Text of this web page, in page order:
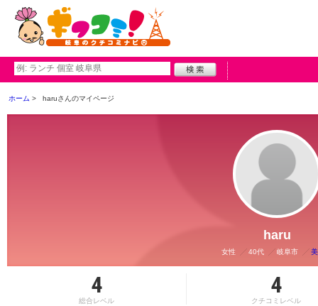
ホーム haruさんのマイページ
haru
女性 40代 岐阜市
4
総合レベル
4
クチコミレベル